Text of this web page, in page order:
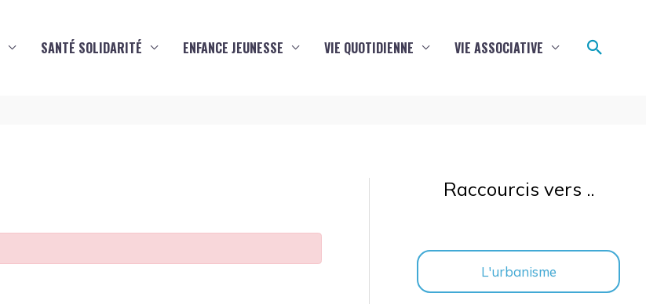
SANTÉ SOLIDARITÉ ENFANCE JEUNESSE VIE QUOTIDIENNE VIE ASSOCIATIVE
Raccourcis vers ..
L'urbanisme